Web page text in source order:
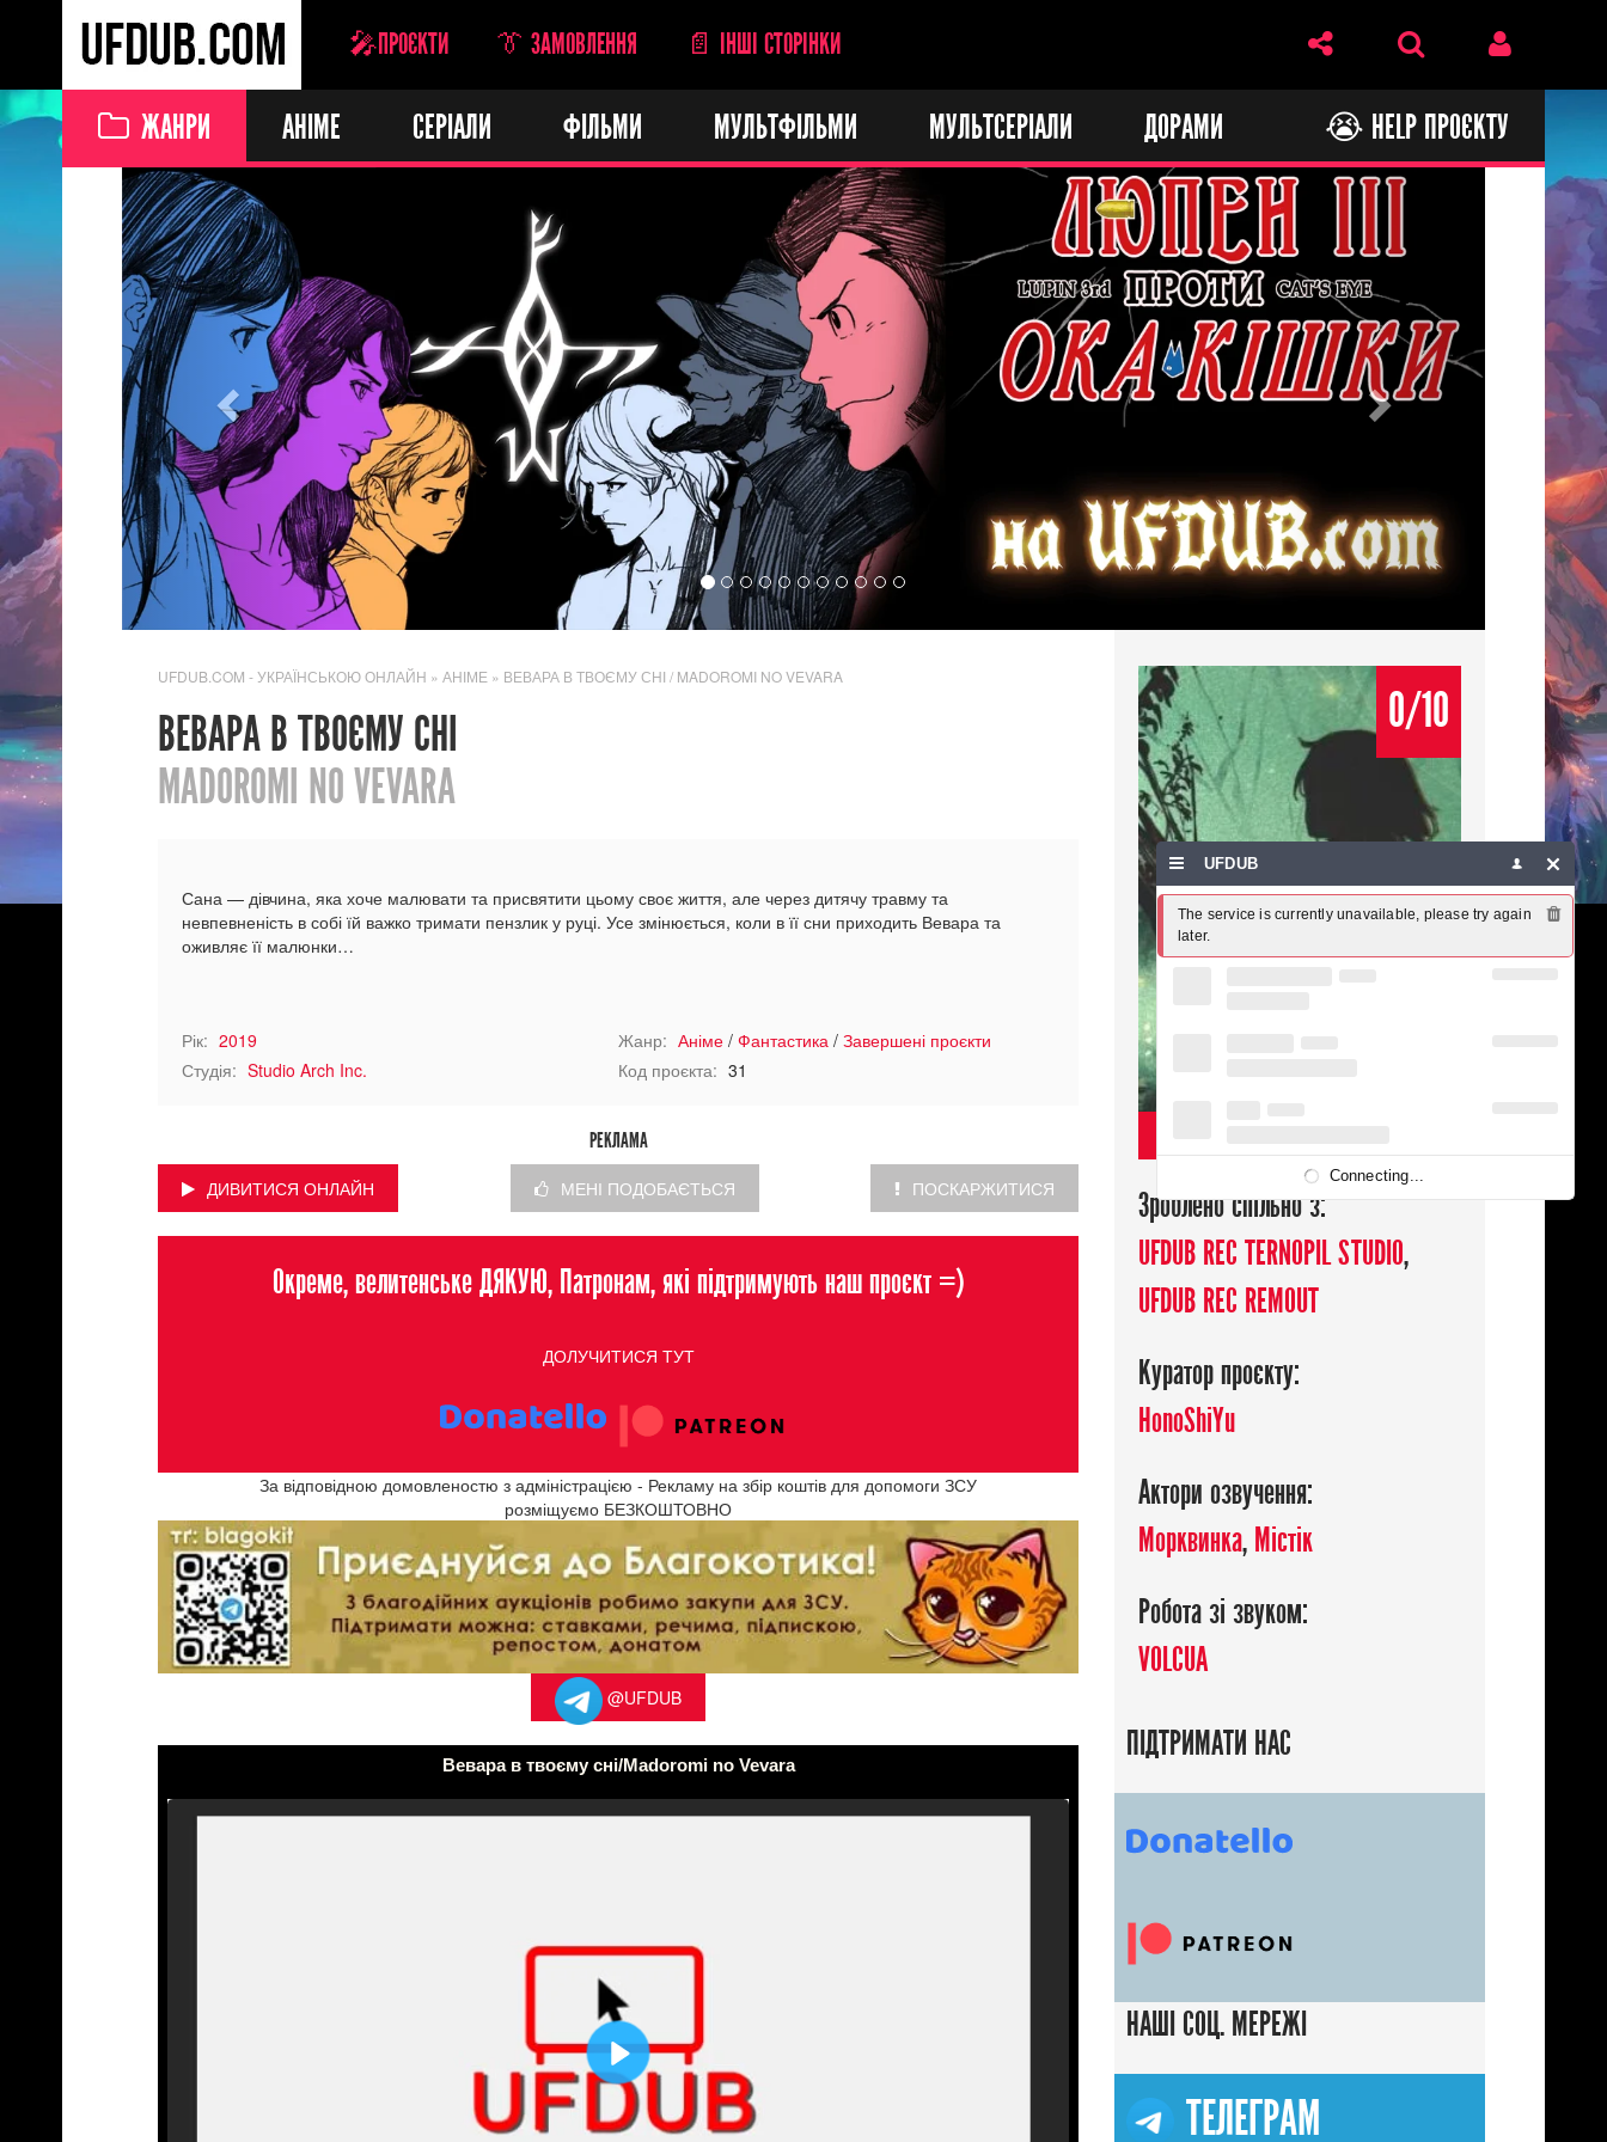
🎤ПРОЄКТИ 👔 ЗАМОВЛЕННЯ 📄 ІНШІ СТОРІНКИ
ЖАНРИ АНІМЕ СЕРІАЛИ ФІЛЬМИ МУЛЬТФІЛЬМИ МУЛЬТСЕРІАЛИ ДОРАМИ 😭 HELP ПРОЄКТУ
Previous Next
UFDUB.COM - УКРАЇНСЬКОЮ ОНЛАЙН » АНІМЕ » ВЕВАРА В ТВОЄМУ СНІ / MADOROMI NO VEVARA
ВЕВАРА В ТВОЄМУ СНІ
MADOROMI NO VEVARA
Сана — дівчина, яка хоче малювати та присвятити цьому своє життя, але через дитячу травму та
невпевненість в собі їй важко тримати пензлик у руці. Усе змінюється, коли в її сни приходить Вевара та
оживляє її малюнки…
Рік: 2019
Студія: Studio Arch Inc.
Жанр: Аніме / Фантастика / Завершені проєкти
Код проєкта: 31
РЕКЛАМА
ДИВИТИСЯ ОНЛАЙН МЕНІ ПОДОБАЄТЬСЯ ПОСКАРЖИТИСЯ
Окреме, велитенське ДЯКУЮ, Патронам, які підтримують наш проєкт =)
ДОЛУЧИТИСЯ ТУТ
За відповідною домовленостю з адміністрацією - Рекламу на збір коштів для допомоги ЗСУ
розміщуємо БЕЗКОШТОВНО
@UFDUB
0/10
Зроблено спільно з:
UFDUB REC TERNOPIL STUDIO,
UFDUB REC REMOUT
Куратор проєкту:
HonoShiYu
Актори озвучення:
Морквинка, Містік
Робота зі звуком:
VOLCUA
ПІДТРИМАТИ НАС
НАШІ СОЦ. МЕРЕЖІ
ТЕЛЕГРАМ
UFDUB
The service is currently unavailable, please try again
later.
Connecting...